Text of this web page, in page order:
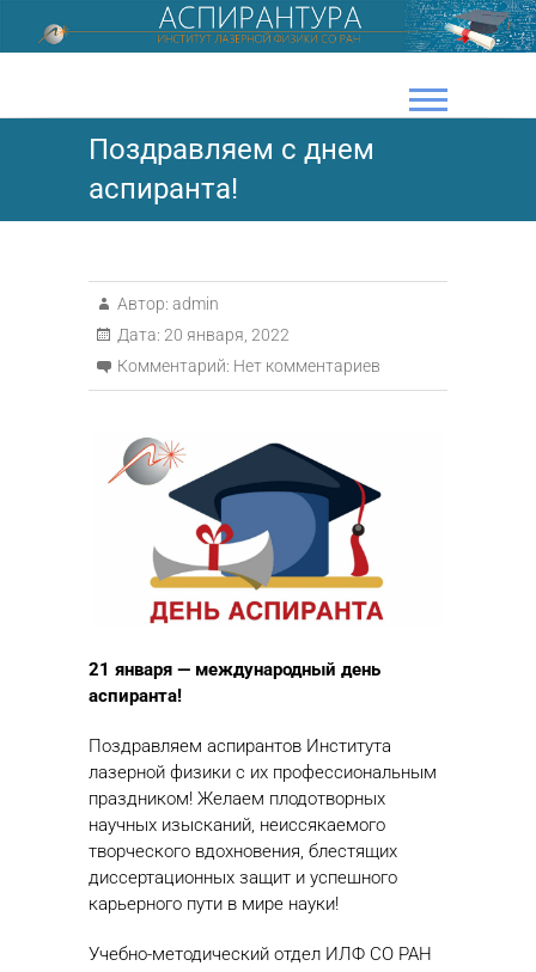
Поздравляем с днем
аспиранта!
Автор: admin
Дата: 20 января, 2022
Комментарий: Нет комментариев
21 января — международный день
аспиранта!
Поздравляем аспирантов Института
лазерной физики с их профессиональным
праздником! Желаем плодотворных
научных изысканий, неиссякаемого
творческого вдохновения, блестящих
диссертационных защит и успешного
карьерного пути в мире науки!
Учебно-методический отдел ИЛФ СО РАН